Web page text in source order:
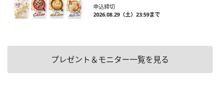
申込締切
2026.08.29（土）23:59まで
プレゼント＆モニター一覧を見る